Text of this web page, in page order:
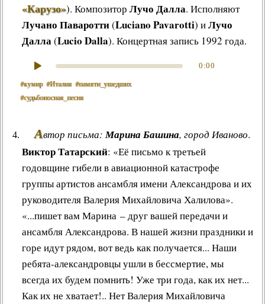
«Карузо»). Композитор Лучо Далла. Исполняют
Лучано Паваротти(Luciano Pavarotti) иЛучо
Далла(Lucio Dalla). Концертная запись 1992 года.
0:00
#кумир #Италия #памяти_ушедших
#судьбоносная_песня
Автор письма:Марина Башина, город Иваново.
Виктор Татарский: «Её письмо к третьей
годовщине гибели в авиационной катастрофе
группы артистов ансамбля имени Александрова и их
руководителя Валерия Михайловича Халилова».
«...пишет вам Марина – друг вашей передачи и
ансамбля Александрова. В нашей жизни праздники и
горе идут рядом, вот ведь как получается... Наши
ребята-александровцы ушли в бессмертие, мы
всегда их будем помнить! Уже три года, как их нет...
Как их не хватает!.. Нет Валерия Михайловича